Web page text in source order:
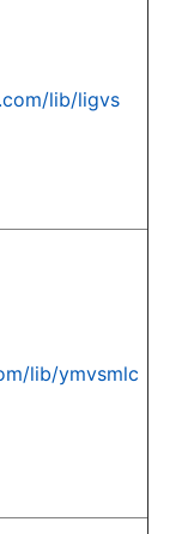
lib/ligvs
lib/ymvsmlc